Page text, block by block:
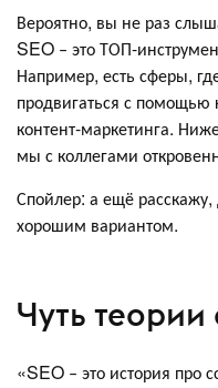
Вероятно, вы не раз
SEO ‒ это ТОП-
Например, есть сферы,
продвигаться с помощью
контент-маркетинга.
мы с коллегами
Спойлер: а ещё расскажу,
хорошим вариантом.
Чуть теории
«SEO ‒ это история про